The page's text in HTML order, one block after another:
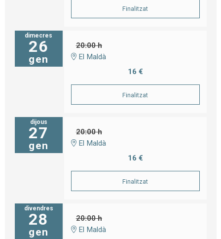
Finalitzat
dimecres
26
gen
20:00 h
El Maldà
16 €
Finalitzat
dijous
27
gen
20:00 h
El Maldà
16 €
Finalitzat
divendres
28
gen
20:00 h
El Maldà